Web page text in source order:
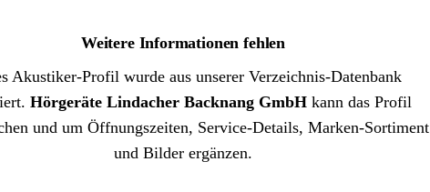
Weitere Informationen fehlen
Akustiker-Profil wurde aus unserer Verzeichnis-Datenbank
Hörgeräte Lindacher Backnang GmbHkann das Profil
und um Öffnungszeiten, Service-Details, Marken-Sortiment
und Bilder ergänzen.